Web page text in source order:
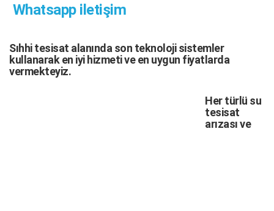
Whatsapp iletişim
Sıhhi tesisat alanında son teknoloji sistemler
kullanarak en iyi hizmeti ve en uygun fiyatlarda
vermekteyiz.
Her türlü su
tesisat
arızasıve